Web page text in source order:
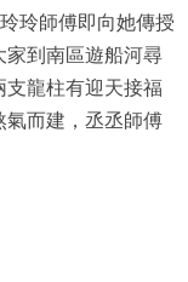
玲師傅即向她傳授
家到南區遊船河尋
龍柱有迎天接福
氣而建，丞丞師傅